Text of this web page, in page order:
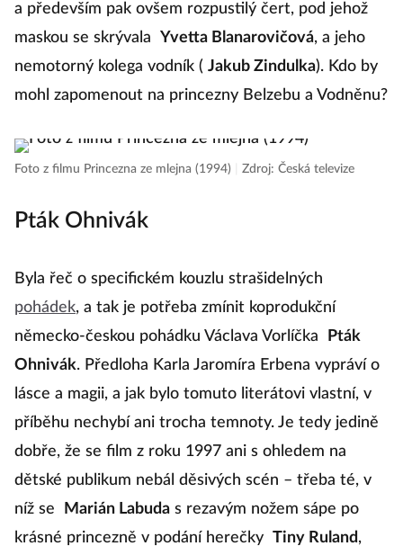
a především pak ovšem rozpustilý čert, pod jehož
maskou se skrývala
Yvetta Blanarovičová, a jeho
nemotorný kolega vodník ( Jakub Zindulka). Kdo by
mohl zapomenout na princezny Belzebu a Vodněnu?
Foto z filmu Princezna ze mlejna (1994) Zdroj: Česká televize
Pták Ohnivák
Byla řeč o specifickém kouzlu strašidelných
pohádek, a tak je potřeba zmínit koprodukční
německo-českou pohádku Václava Vorlíčka
Pták
Ohnivák. Předloha Karla Jaromíra Erbena vypráví o
lásce a magii, a jak bylo tomuto literátovi vlastní, v
příběhu nechybí ani trocha temnoty. Je tedy jedině
dobře, že se film z roku 1997 ani s ohledem na
dětské publikum nebál děsivých scén – třeba té, v
níž se
Marián Labudas rezavým nožem sápe po
krásné princezně v podání herečky Tiny Ruland,